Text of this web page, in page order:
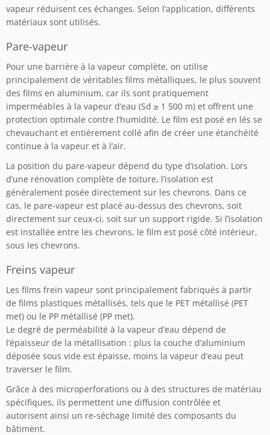
vapeur réduisent ces échanges. Selon l’application, différents
matériaux sont utilisés.
Pare-vapeur
Pour une barrière à la vapeur complète, on utilise
principalement de véritables films métalliques, le plus souvent
des films en aluminium, car ils sont pratiquement
imperméables à la vapeur d’eau (Sd ≥ 1 500 m) et offrent une
protection optimale contre l’humidité. Le film est posé en lés se
chevauchant et entièrement collé afin de créer une étanchéité
continue à la vapeur et à l’air.
La position du pare-vapeur dépend du type d’isolation. Lors
d’une rénovation complète de toiture, l’isolation est
généralement posée directement sur les chevrons. Dans ce
cas, le pare-vapeur est placé au-dessus des chevrons, soit
directement sur ceux-ci, soit sur un support rigide. Si l’isolation
est installée entre les chevrons, le film est posé côté intérieur,
sous les chevrons.
Freins vapeur
Les films frein vapeur sont principalement fabriqués à partir
de films plastiques métallisés, tels que le PET métallisé (PET
met) ou le PP métallisé (PP met).
Le degré de perméabilité à la vapeur d’eau dépend de
l’épaisseur de la métallisation : plus la couche d’aluminium
déposée sous vide est épaisse, moins la vapeur d’eau peut
traverser le film.
Grâce à des microperforations ou à des structures de matériau
spécifiques, ils permettent une diffusion contrôlée et
autorisent ainsi un re-séchage limité des composants du
bâtiment.